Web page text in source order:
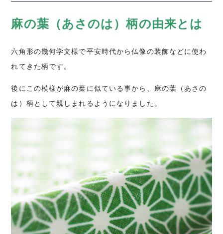
麻の葉（あさのは）柄の由来とは
六角形の幾何学文様で平安時代から仏像の装飾などに使わ
れてきた柄です。
後にこの模様が麻の葉に似ている事から、麻の葉（あさの
は）柄として親しまれるようになりました。